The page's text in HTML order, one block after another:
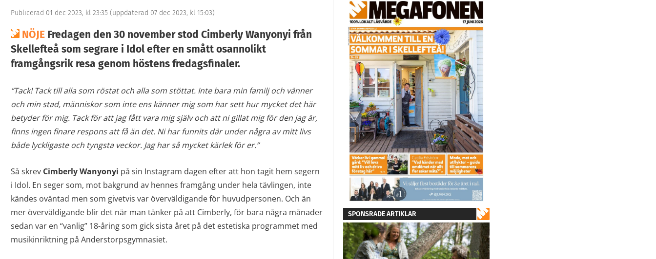
Publicerad 01 dec 2023, kl 23:35 (uppdaterad 07 dec 2023, kl 15:03)
NÖJEFredagen den 30 november stod Cimberly Wanyonyi från
Skellefteå som segrare i Idol efter en smått osannolikt
framgångsrik resa genom höstens fredagsfinaler.
“Tack! Tack till alla som röstat och alla som stöttat. Inte bara min familj och vänner
och min stad, människor som inte ens känner mig som har sett hur mycket det här
betyder för mig. Tack för att jag fått vara mig själv och att ni gillat mig för den jag är,
finns ingen finare respons att få än det. Ni har funnits där under några av mitt livs
både lyckligaste och tyngsta veckor. Jag har så mycket kärlek för er.”
Så skrev Cimberly Wanyonyi på sin Instagram dagen efter att hon tagit hem segern
i Idol. En seger som, mot bakgrund av hennes framgång under hela tävlingen, inte
kändes oväntad men som givetvis var överväldigande för huvudpersonen. Och än
mer överväldigande blir det när man tänker på att Cimberly, för bara några månader
sedan var en “vanlig” 18-åring som gick sista året på det estetiska programmet med
musikinriktning på Anderstorpsgymnasiet.
SPONSRADE ARTIKLAR